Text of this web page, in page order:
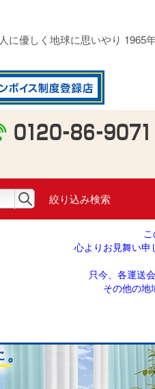
人に優しく地球に思いやり 1965
絞り込み検索
心よりお見舞い申
只今、各運送
その他の地